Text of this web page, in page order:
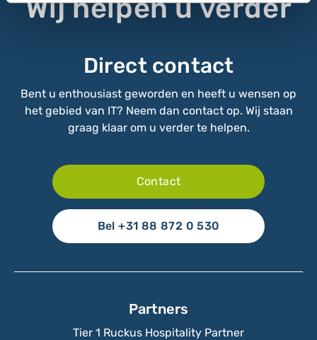
Wij helpen u verder
Direct contact
Bent u enthousiast geworden en heeft u wensen op
het gebied van IT? Neem dan contact op. Wij staan
graag klaar om u verder te helpen.
Contact
Bel +31 88 872 0 530
Partners
Tier 1 Ruckus Hospitality Partner